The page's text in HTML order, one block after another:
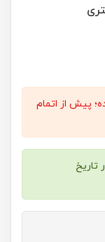
مانده؛ پیش از اتمام